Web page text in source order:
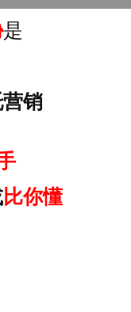
是
销
比你懂